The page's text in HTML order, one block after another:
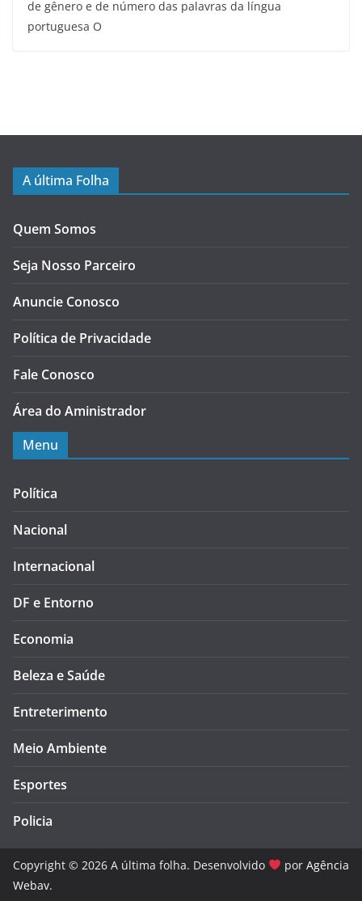
de gênero e de número das palavras da língua
portuguesa O
A última Folha
Quem Somos
Seja Nosso Parceiro
Anuncie Conosco
Política de Privacidade
Fale Conosco
Área do Aministrador
Menu
Política
Nacional
Internacional
DF e Entorno
Economia
Beleza e Saúde
Entreterimento
Meio Ambiente
Esportes
Policia
Copyright © 2026 A última folha. Desenvolvido por Agência
Webav.